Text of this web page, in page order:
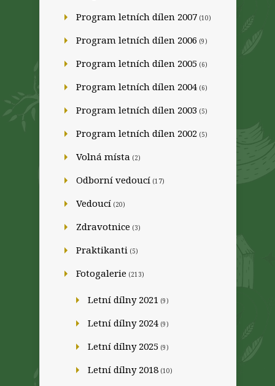
Program letních dílen 2007 (10)
Program letních dílen 2006 (9)
Program letních dílen 2005 (6)
Program letních dílen 2004 (6)
Program letních dílen 2003 (5)
Program letních dílen 2002 (5)
Volná místa (2)
Odborní vedoucí (17)
Vedoucí (20)
Zdravotnice (3)
Praktikanti (5)
Fotogalerie (213)
Letní dílny 2021 (9)
Letní dílny 2024 (9)
Letní dílny 2025 (9)
Letní dílny 2018 (10)